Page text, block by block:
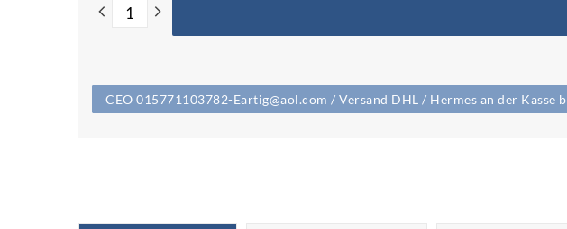
CEO 015771103782-Eartig@aol.com / Versand DHL / Hermes an der